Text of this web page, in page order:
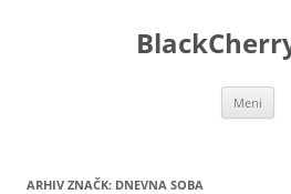
Meni
ARHIV ZNAČK: DNEVNA SOBA